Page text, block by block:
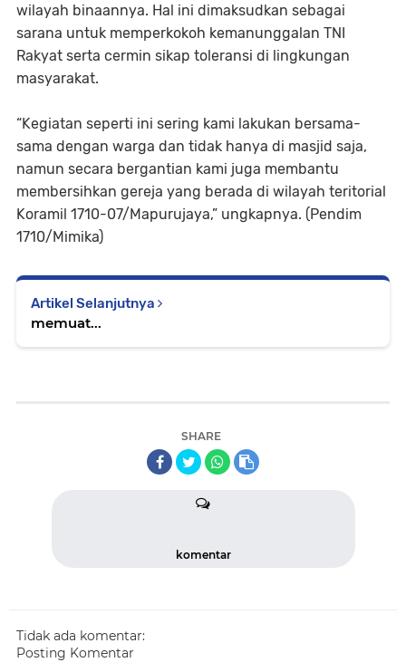
wilayah binaannya. Hal ini dimaksudkan sebagai
sarana untuk memperkokoh kemanunggalan TNI
Rakyat serta cermin sikap toleransi di lingkungan
masyarakat.
“Kegiatan seperti ini sering kami lakukan bersama-
sama dengan warga dan tidak hanya di masjid saja,
namun secara bergantian kami juga membantu
membersihkan gereja yang berada di wilayah teritorial
Koramil 1710-07/Mapurujaya,” ungkapnya. (Pendim
1710/Mimika)
Artikel Selanjutnya
memuat...
SHARE
komentar
Tidak ada komentar:
Posting Komentar